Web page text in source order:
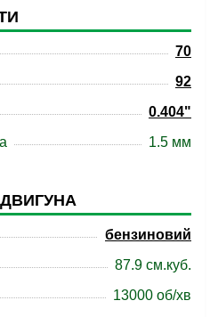
70
92
0.404"
1.5 мм
бензиновий
87.9 см.куб.
13000 об/хв